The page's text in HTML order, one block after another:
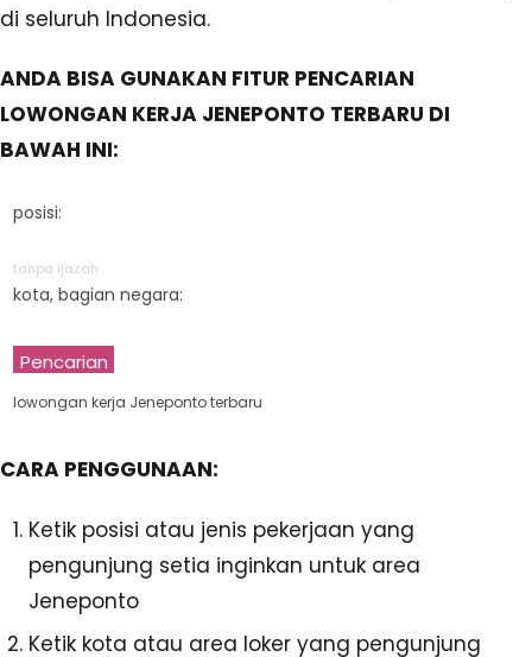
di seluruh Indonesia.
ANDA BISA GUNAKAN FITUR PENCARIAN
LOWONGAN KERJA JENEPONTO TERBARU DI
BAWAH INI:
posisi:
tanpa ijazah
kota, bagian negara:
Pencarian
lowongan kerja Jeneponto terbaru
CARA PENGGUNAAN:
Ketik posisi atau jenis pekerjaan yang
pengunjung setia inginkan untuk area
Jeneponto
Ketik kota atau area loker yang pengunjung